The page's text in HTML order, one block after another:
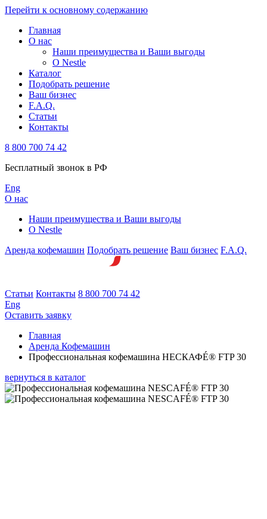
Перейти к основному содержанию
Главная
О нас
Наши преимущества и Ваши выгоды
О Nestle
Каталог
Подобрать решение
Ваш бизнес
F.A.Q.
Статьи
Контакты
8 800 700 74 42
Бесплатный звонок в РФ
Eng
О нас
Наши преимущества и Ваши выгоды
О Nestle
Аренда кофемашин Подобрать решение Ваш бизнес F.A.Q.
Статьи Контакты 8 800 700 74 42
Eng
Оставить заявку
Главная
Аренда Кофемашин
Профессиональная кофемашина НЕСКАФÉ® FTP 30
вернуться в каталог